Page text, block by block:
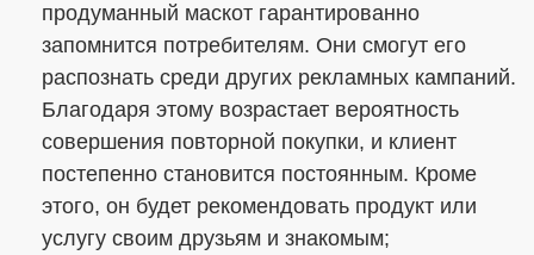
продуманный маскот гарантированно
запомнится потребителям. Они смогут его
распознать среди других рекламных кампаний.
Благодаря этому возрастает вероятность
совершения повторной покупки, и клиент
постепенно становится постоянным. Кроме
этого, он будет рекомендовать продукт или
услугу своим друзьям и знакомым;